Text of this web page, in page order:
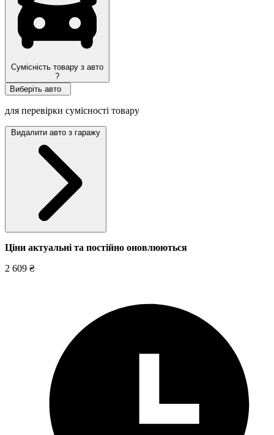
Сумісність товару з авто
?
Виберіть авто
для перевірки сумісності товару
Видалити авто з гаражу
Ціни актуальні та постійно оновлюються
2 609 ₴